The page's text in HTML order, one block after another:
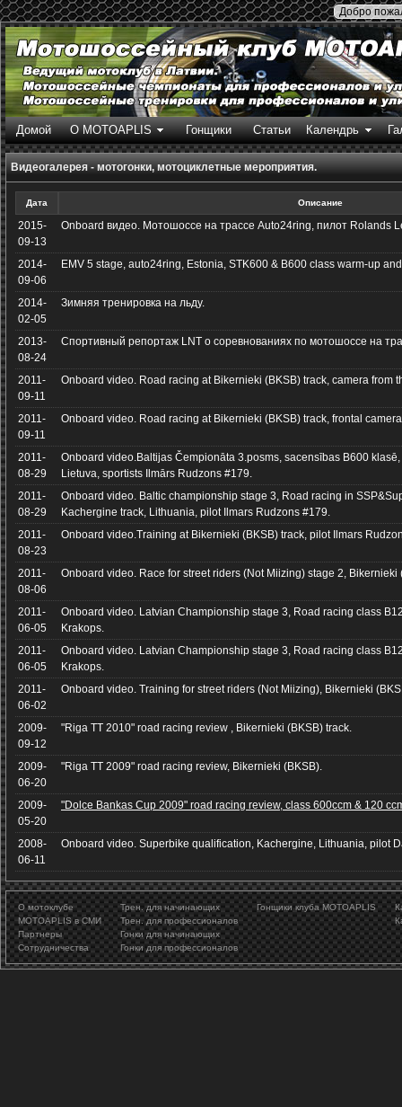
Добро
Домой О MOTOAPLIS Гонщики Статьи Календрь
Видеогалерея - мотогонки, мотоциклетные мероприятия.
Дата Описание
2015-
09-13
Onboard видео. Мотошоссе на трассе Auto24ring, пилот Rolands
2014-
09-06
EMV 5 stage, auto24ring, Estonia, STK600 & B600 class warm-up
2014-
02-05
Зимняя тренировка на льду.
2013-
08-24
Спортивный репортаж LNT о соревнованиях по мотошоссе на
2011-
09-11
Onboard video. Road racing at Bikernieki (BKSB) track, camera from
2011-
09-11
Onboard video. Road racing at Bikernieki (BKSB) track, frontal
2011-
08-29
Onboard video.Baltijas Čempionāta 3.posms, sacensības B600
Lietuva, sportists Ilmārs Rudzons #179.
2011-
08-29
Onboard video. Baltic championship stage 3, Road racing in
Kachergine track, Lithuania, pilot Ilmars Rudzons #179.
2011-
08-23
Onboard video.Training at Bikernieki (BKSB) track, pilot Ilmars
2011-
08-06
Onboard video. Race for street riders (Not Miizing) stage 2, Bikernieki
2011-
06-05
Onboard video. Latvian Championship stage 3, Road racing class
Krakops.
2011-
06-05
Onboard video. Latvian Championship stage 3, Road racing class
Krakops.
2011-
06-02
Onboard video. Training for street riders (Not Miizing), Bikernieki
2009-
09-12
"Riga TT 2010" road racing review , Bikernieki (BKSB) track.
2009-
06-20
"Riga TT 2009" road racing review, Bikernieki (BKSB).
2009-
05-20
"Dolce Bankas Cup 2009" road racing review, class 600ccm & 120
2008-
06-11
Onboard video. Superbike qualification, Kachergine, Lithuania, pilot
О мотоклубе
MOTOAPLIS в СМИ
Партнеры
Сотрудничества
Трен. для начинающих
Трен. для профессионалов
Гонки для начинающих
Гонки для профессионалов
Гонщики клуба MOTOAPLIS